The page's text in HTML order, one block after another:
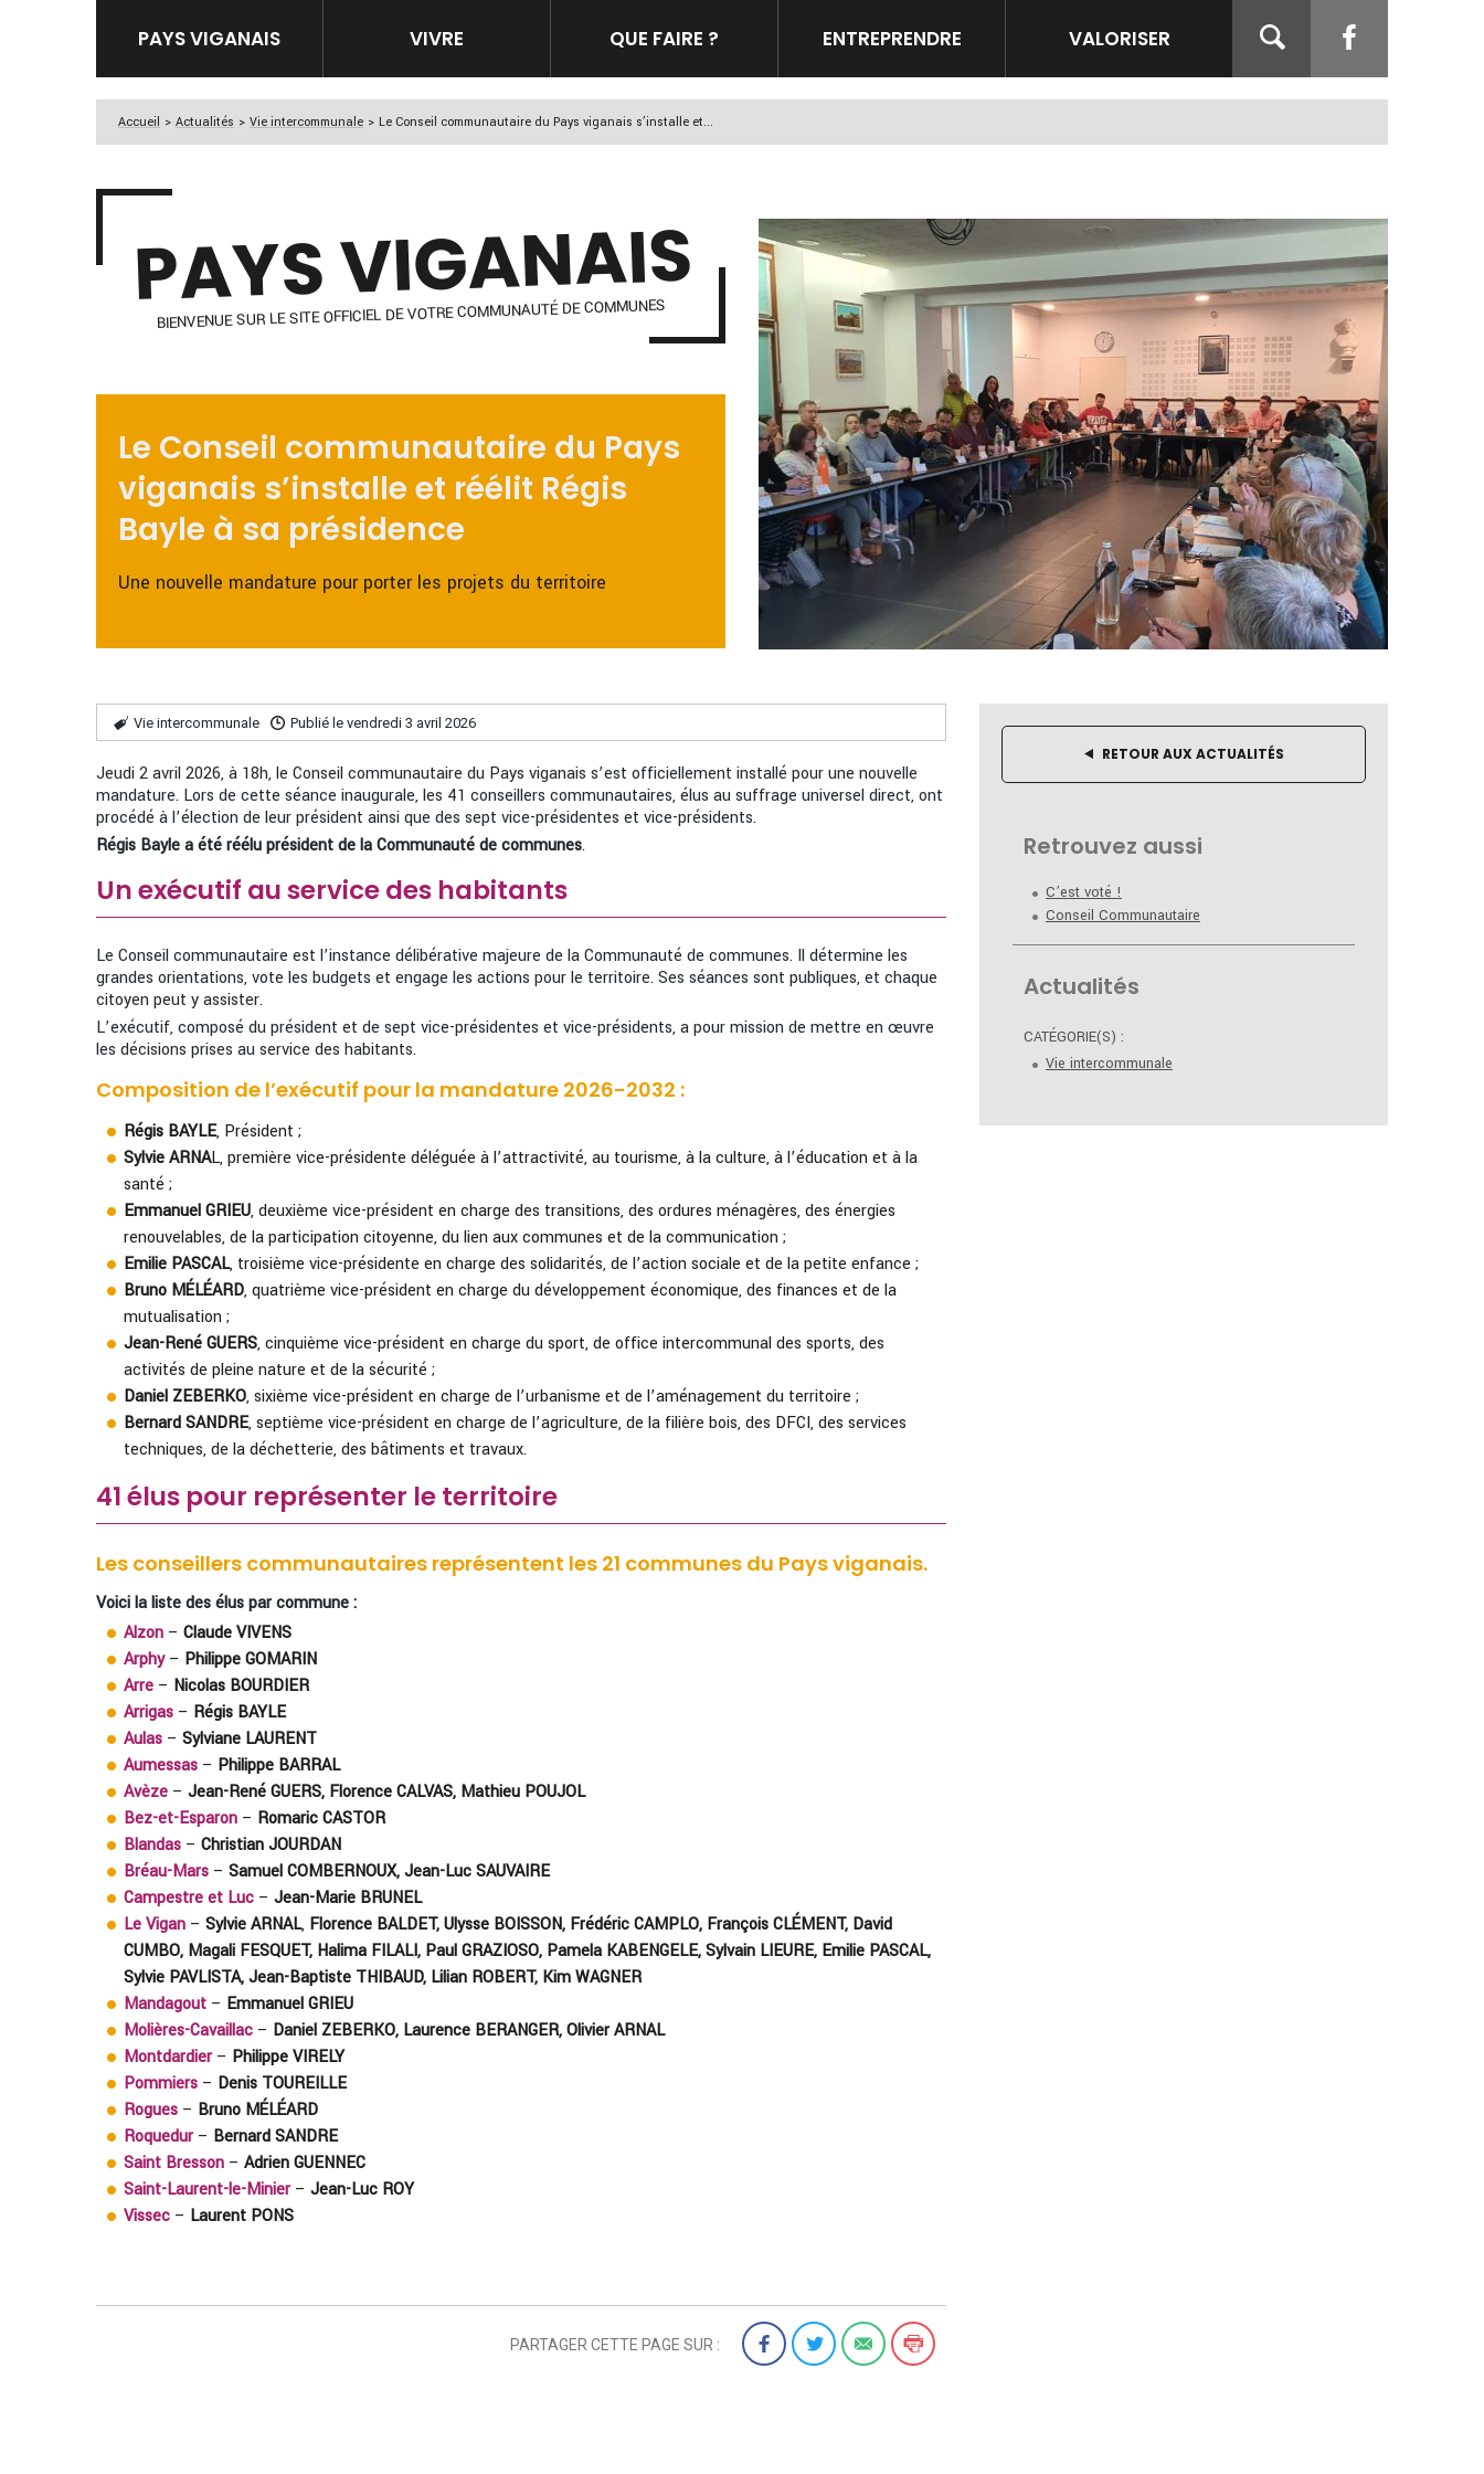
PAYS VIGANAIS VIVRE QUE FAIRE ? ENTREPRENDRE VALORISER
Accueil > Actualités > Vie intercommunale > Le Conseil communautaire du Pays viganais s’installe et...
PAYS VIGANAIS
BIENVENUE SUR LESITE OFFICIEL DE VOTRE COMMUNAUTÉ DE COMMUNES
Le Conseil communautaire du Pays
viganais s’installe et réélit Régis
Bayle à sa présidence
Une nouvelle mandature pour porter les projets du territoire
Vie intercommunale Publié le vendredi 3 avril 2026
Jeudi 2 avril 2026, à 18h, le Conseil communautaire du Pays viganais s’est officiellement installé pour une nouvelle
mandature. Lors de cette séance inaugurale, les 41 conseillers communautaires, élus au suffrage universel direct, ont
procédé à l’élection de leur président ainsi que des sept vice-présidentes et vice-présidents.
Régis Bayle a été réélu président de la Communauté de communes.
Un exécutif au service des habitants
Le Conseil communautaire est l’instance délibérative majeure de la Communauté de communes. Il détermine les
grandes orientations, vote les budgets et engage les actions pour le territoire. Ses séances sont publiques, et chaque
citoyen peut y assister.
L’exécutif, composé du président et de sept vice-présidentes et vice-présidents, a pour mission de mettre en œuvre
les décisions prises au service des habitants.
Composition de l’exécutif pour la mandature 2026-2032 :
Régis BAYLE, Président ;
Sylvie ARNAL, première vice-présidente déléguée à l’attractivité, au tourisme, à la culture, à l’éducation et à la
santé ;
Emmanuel GRIEU, deuxième vice-président en charge des transitions, des ordures ménagères, des énergies
renouvelables, de la participation citoyenne, du lien aux communes et de la communication ;
Emilie PASCAL, troisième vice-présidente en charge des solidarités, de l’action sociale et de la petite enfance ;
Bruno MÉLÉARD, quatrième vice-président en charge du développement économique, des finances et de la
mutualisation ;
Jean-René GUERS, cinquième vice-président en charge du sport, de office intercommunal des sports, des
activités de pleine nature et de la sécurité ;
Daniel ZEBERKO, sixième vice-président en charge de l’urbanisme et de l’aménagement du territoire ;
Bernard SANDRE, septième vice-président en charge de l’agriculture, de la filière bois, des DFCI, des services
techniques, de la déchetterie, des bâtiments et travaux.
41 élus pour représenter le territoire
Les conseillers communautaires représentent les 21 communes du Pays viganais.
Voici la liste des élus par commune :
Alzon – Claude VIVENS
Arphy – Philippe GOMARIN
Arre – Nicolas BOURDIER
Arrigas – Régis BAYLE
Aulas – Sylviane LAURENT
Aumessas – Philippe BARRAL
Avèze – Jean-René GUERS, Florence CALVAS, Mathieu POUJOL
Bez-et-Esparon – Romaric CASTOR
Blandas – Christian JOURDAN
Bréau-Mars – Samuel COMBERNOUX, Jean-Luc SAUVAIRE
Campestre et Luc – Jean-Marie BRUNEL
Le Vigan – Sylvie ARNAL, Florence BALDET, Ulysse BOISSON, Frédéric CAMPLO, François CLÉMENT, David
CUMBO, Magali FESQUET, Halima FILALI, Paul GRAZIOSO, Pamela KABENGELE, Sylvain LIEURE, Emilie PASCAL,
Sylvie PAVLISTA, Jean-Baptiste THIBAUD, Lilian ROBERT, Kim WAGNER
Mandagout – Emmanuel GRIEU
Molières-Cavaillac – Daniel ZEBERKO, Laurence BERANGER, Olivier ARNAL
Montdardier – Philippe VIRELY
Pommiers – Denis TOUREILLE
Rogues – Bruno MÉLÉARD
Roquedur– Bernard SANDRE
Saint Bresson – Adrien GUENNEC
Saint-Laurent-le-Minier – Jean-Luc ROY
Vissec – Laurent PONS
PARTAGER CETTE PAGE SUR :
RETOUR AUX ACTUALITÉS
Retrouvez aussi
C’est voté !
Conseil Communautaire
Actualités
CATÉGORIE(S) :
Vie intercommunale